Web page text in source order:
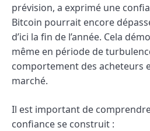
prévision, a exprimé une
Bitcoin pourrait encore
d’ici la fin de l’année. Cela
même en période de
comportement des acheteurs
marché.
Il est important de
confiance se construit :